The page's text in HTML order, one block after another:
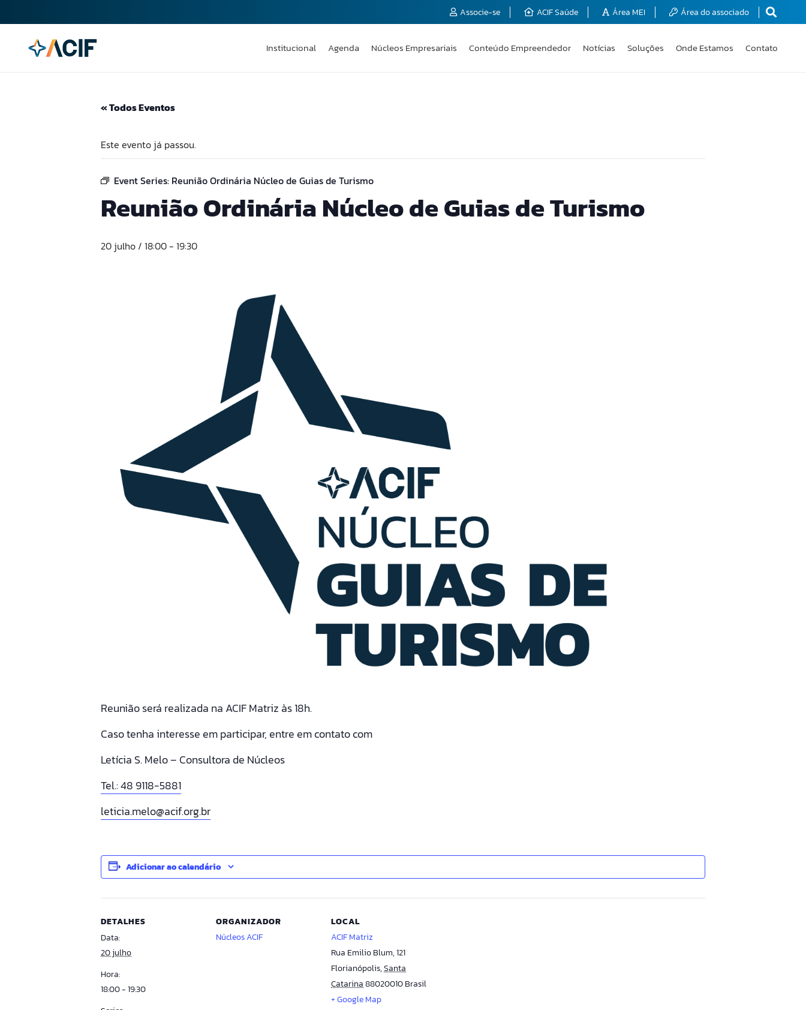
Associe-se ACIF Saúde Área MEI Área do associado
Institucional Agenda Núcleos Empresariais Conteúdo Empreendedor Notícias Soluções Onde Estamos Contato
« Todos Eventos
Este evento já passou.
Event Series: Reunião Ordinária Núcleo de Guias de Turismo
Reunião Ordinária Núcleo de Guias de Turismo
20 julho / 18:00- 19:30
Reunião será realizada na ACIF Matriz às 18h.
Caso tenha interesse em participar, entre em contato com
Letícia S. Melo – Consultora de Núcleos
Tel.: 48 9118-5881
leticia.melo@acif.org.br
Adicionar ao calendário
DETALHES
Data:
20 julho
Hora:
18:00 - 19:30
ORGANIZADOR
Núcleos ACIF
LOCAL
ACIF Matriz
Rua Emilio Blum, 121
Florianópolis,Santa
Catarina88020010Brasil
+ Google Map